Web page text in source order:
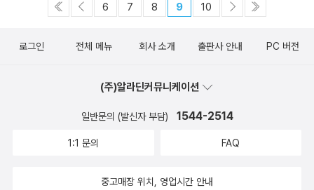
6 7 8 9 10
로그인 전체 메뉴 회사 소개 출판사 안내 PC 버전
(주)알라딘커뮤니케이션
일반문의 (발신자 부담) 1544-2514
1:1 문의 FAQ
중고매장 위치, 영업시간 안내